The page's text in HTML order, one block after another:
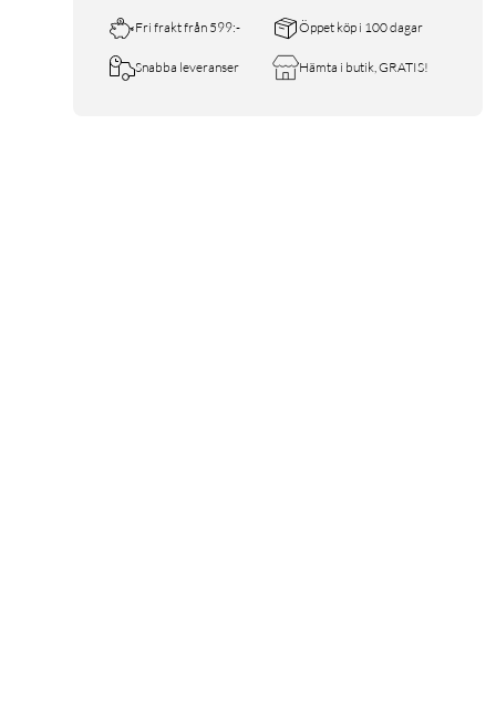
Fri frakt från 599:- Öppet köp i 100 dagar
Snabba leveranser Hämta i butik, GRATIS!